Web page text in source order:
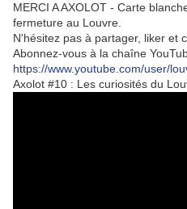
MERCI A AXOLOT - Carte
fermeture au Louvre.
N'hésitez pas à partager, liker et
Abonnez-vous à la chaîne
https://www.youtube.com/user/
Axolot #10 : Les curiosités du